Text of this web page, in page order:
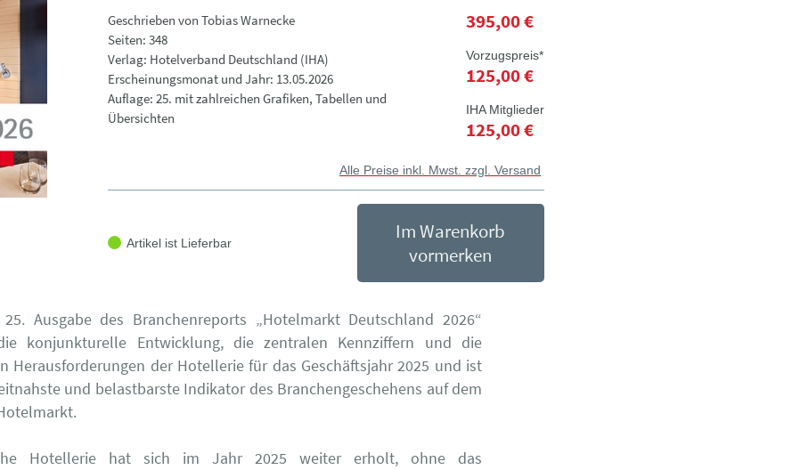
Geschrieben von Tobias Warnecke
Seiten: 348
Verlag: Hotelverband Deutschland (IHA)
Erscheinungsmonat und Jahr: 13.05.2026
Auflage: 25. mit zahlreichen Grafiken, Tabellen und
Übersichten
395,00 €
Vorzugspreis*
125,00 €
IHA Mitglieder
125,00 €
Alle Preise inkl. Mwst. zzgl. Versand
Artikel ist Lieferbar
Im Warenkorb
vormerken
Ausgabe des Branchenreports „Hotelmarkt Deutschland 2026“
konjunkturelle Entwicklung, die zentralen Kennziffern und die
Herausforderungen der Hotellerie für das Geschäftsjahr 2025 und ist
und belastbarste Indikator des Branchengeschehens auf dem
Hotellerie hat sich im Jahr 2025 weiter erholt, ohne das